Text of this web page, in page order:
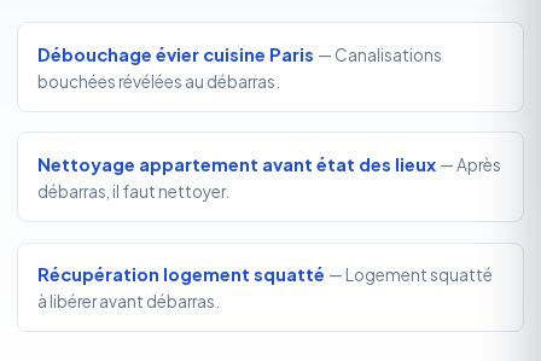
Débouchage évier cuisine Paris — Canalisations
bouchées révélées au débarras.
Nettoyage appartement avant état des lieux — Après
débarras, il faut nettoyer.
Récupération logement squatté — Logement squatté
à libérer avant débarras.